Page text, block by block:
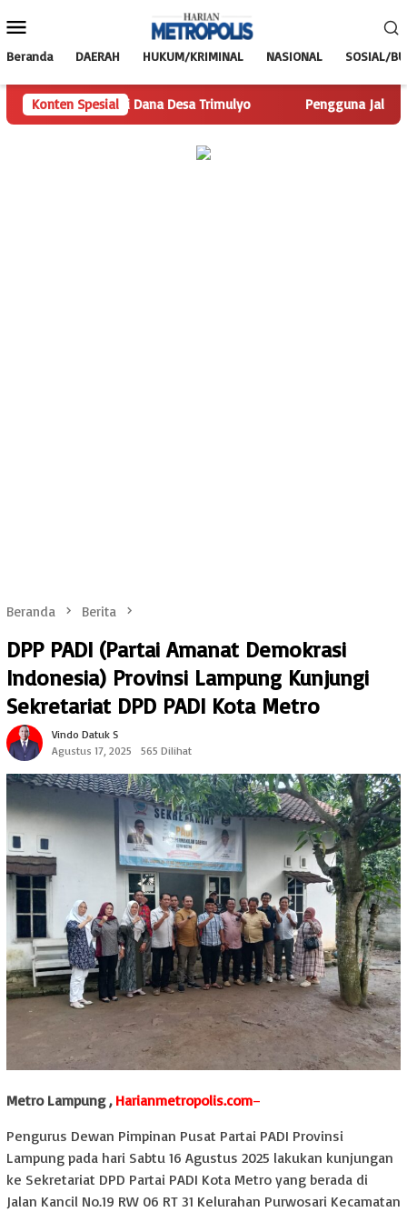
ke
Mobile
Beranda DAERAH HUKUM/KRIMINAL NASIONAL SOSIAL/
Konten Spesial
Telusuri Dana Desa Trimulyo Pengguna Jalan
Beranda Berita
DPP PADI (Partai Amanat Demokrasi
Indonesia) Provinsi Lampung Kunjungi
Sekretariat DPD PADI Kota Metro
Vindo Datuk S
Agustus 17, 2025
565 Dilihat
Metro Lampung , Harianmetropolis.com–
Pengurus Dewan Pimpinan Pusat Partai PADI Provinsi
Lampung pada hari Sabtu 16 Agustus 2025 lakukan kunjungan
ke Sekretariat DPD Partai PADI Kota Metro yang berada di
Jalan Kancil No.19 RW 06 RT 31 Kelurahan Purwosari Kecamatan